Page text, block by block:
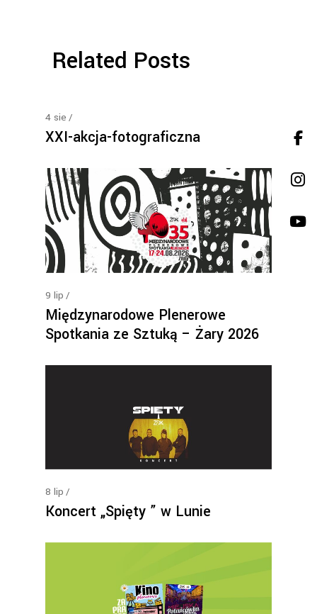
Related Posts
4 sie
XXI-akcja-fotograficzna
9 lip
Międzynarodowe Plenerowe
Spotkania ze Sztuką – Żary 2026
8 lip
Koncert „Spięty ” w Lunie